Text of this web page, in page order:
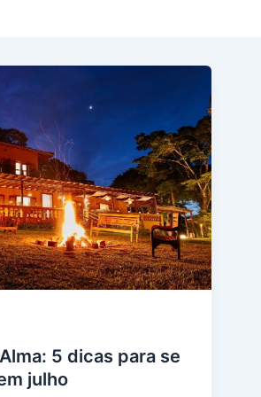
5 dicas para se
julho